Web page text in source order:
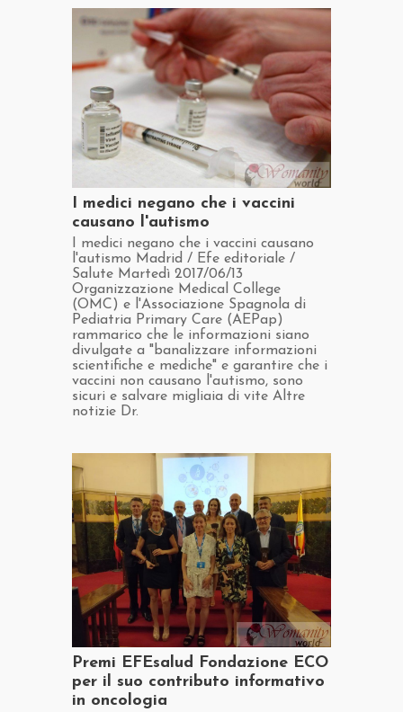
​I medici negano che i vaccini
causano l'autismo
​I medici negano che i vaccini causano
l'autismo Madrid / Efe editoriale /
Salute Martedì 2017/06/13
Organizzazione Medical College
(OMC) e l'Associazione Spagnola di
Pediatria Primary Care (AEPap)
rammarico che le informazioni siano
divulgate a "banalizzare informazioni
scientifiche e mediche" e garantire che i
vaccini non causano l'autismo, sono
sicuri e salvare migliaia di vite Altre
notizie Dr.
​Premi EFEsalud Fondazione ECO
per il suo contributo informativo
in oncologia